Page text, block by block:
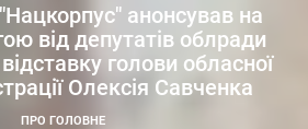
анонсував на
від депутатів облради
голови обласної
Олексія Савченка
ПРО ГОЛОВНЕ